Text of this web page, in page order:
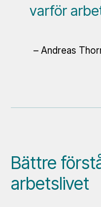
varför
– Andreas
Bättre
arbetslivet